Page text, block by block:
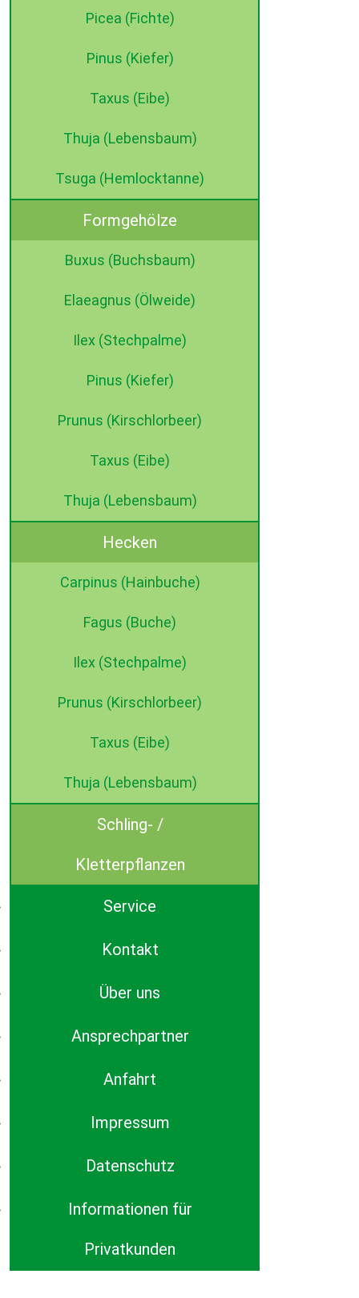
Picea (Fichte)
Pinus (Kiefer)
Taxus (Eibe)
Thuja (Lebensbaum)
Tsuga (Hemlocktanne)
Formgehölze
Buxus (Buchsbaum)
Elaeagnus (Ölweide)
Ilex (Stechpalme)
Pinus (Kiefer)
Prunus (Kirschlorbeer)
Taxus (Eibe)
Thuja (Lebensbaum)
Hecken
Carpinus (Hainbuche)
Fagus (Buche)
Ilex (Stechpalme)
Prunus (Kirschlorbeer)
Taxus (Eibe)
Thuja (Lebensbaum)
Schling- /
Kletterpflanzen
Service
Kontakt
Über uns
Ansprechpartner
Anfahrt
Impressum
Datenschutz
Informationen für
Privatkunden